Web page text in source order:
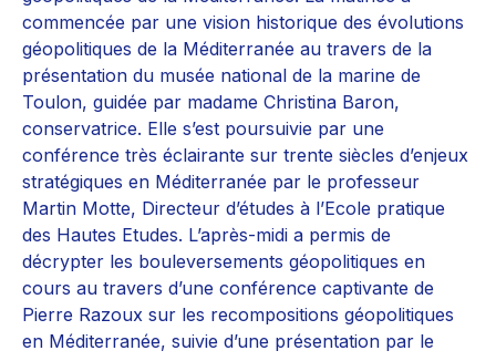
commencée par une vision historique des évolutions
géopolitiques de la Méditerranée au travers de la
présentation du musée national de la marine de
Toulon, guidée par madame Christina Baron,
conservatrice. Elle s’est poursuivie par une
conférence très éclairante sur trente siècles d’enjeux
stratégiques en Méditerranée par le professeur
Martin Motte, Directeur d’études à l’Ecole pratique
des Hautes Etudes. L’après-midi a permis de
décrypter les bouleversements géopolitiques en
cours au travers d’une conférence captivante de
Pierre Razoux sur les recompositions géopolitiques
en Méditerranée, suivie d’une présentation par le